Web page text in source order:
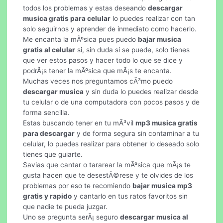
todos los problemas y estas deseandodescargar
musica gratis para celular lo puedes realizar con tan
solo seguirnos y aprender de inmediato como hacerlo.
Me encanta la mÃºsica pues puedobajar musica
gratis al celular si, sin duda si se puede, solo tienes
que ver estos pasos y hacer todo lo que se dice y
podrÃ¡s tener la mÃºsica que mÃ¡s te encanta.
Muchas veces nos preguntamos cÃ³mo puedo
descargar musica y sin duda lo puedes realizar desde
tu celular o de una computadora con pocos pasos y de
forma sencilla.
Estas buscando tener en tu mÃ³vilmp3 musica gratis
para descargar y de forma segura sin contaminar a tu
celular, lo puedes realizar para obtener lo deseado solo
tienes que guiarte.
Savias que cantar o tararear la mÃºsica que mÃ¡s te
gusta hacen que te desestÃ©rese y te olvides de los
problemas por eso te recomiendobajar musica mp3
gratis y rapido y cantarlo en tus ratos favoritos sin
que nadie te pueda juzgar.
Uno se pregunta serÃ¡ segurodescargar musica al